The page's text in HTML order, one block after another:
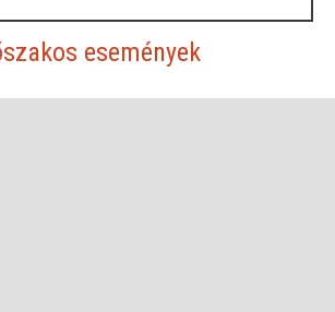
események